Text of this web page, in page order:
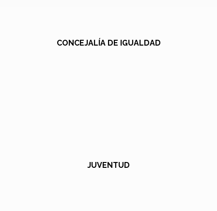
CONCEJALÍA DE IGUALDAD
JUVENTUD